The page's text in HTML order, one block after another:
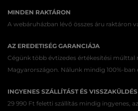
MINDEN RAKTÁRON
A webáruházban lévő összes áru raktáron
AZ EREDETISÉG GARANCIÁJA
Cégünk több évtizedes értékesítési múlttal
Magyarországon. Nálunk mindig 100%-
INGYENES SZÁLLÍTÁST ÉS VISSZAKÜLDÉS
29 990 Ft feletti szállítás mindig ingyenes,